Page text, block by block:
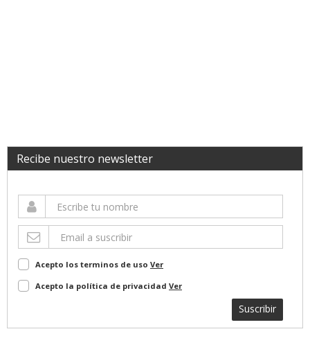
Recibe nuestro newsletter
Acepto los terminos de uso Ver
Acepto la política de privacidad Ver
Suscribir